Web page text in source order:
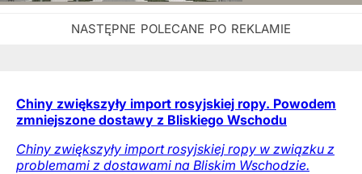
Chiny zwiększyły import rosyjskiej ropy. Powodem
zmniejszone dostawy z Bliskiego Wschodu
Chiny zwiększyły import rosyjskiej ropy w związku z
problemami z dostawami na Bliskim Wschodzie.